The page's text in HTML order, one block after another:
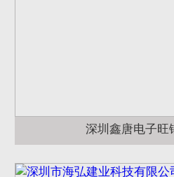
深圳鑫唐电子旺